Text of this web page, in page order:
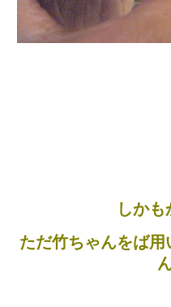
しかも
ただ竹ちゃんをば